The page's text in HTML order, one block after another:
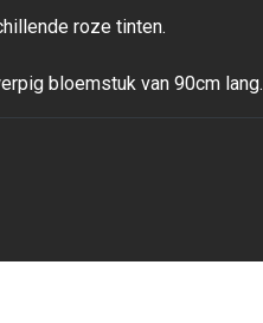
roze tinten.
bloemstuk van 90cm lang.